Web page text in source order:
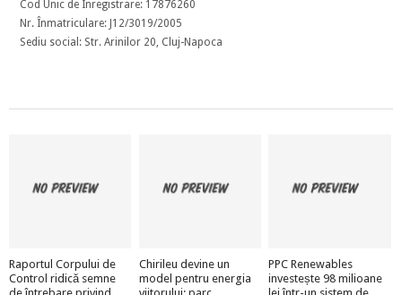
Cod Unic de Înregistrare: 17876260
Nr. Înmatriculare: J12/3019/2005
Sediu social: Str. Arinilor 20, Cluj-Napoca
Raportul Corpului de
Control ridică semne
Chirileu devine un
model pentru energia
PPC Renewables
investește 98 milioane